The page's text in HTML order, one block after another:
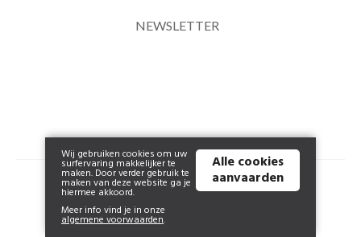
NEWSLETTER
© 2026 www.arnel.be | Powered byTilroy.
Wij gebruiken cookies om uw
surfervaring makkelijker te
maken. Door verder gebruik te
maken van deze website ga je
hiermee akkoord.
Meer info vind je in onze
algemene voorwaarden.
Alle cookies
aanvaarden